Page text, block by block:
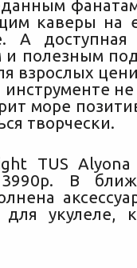
каверы на
А
полезным
взрослых
инструменте
море
творчески.
TUS
В
укулеле,